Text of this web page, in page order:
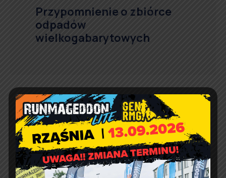
Przypomnienie o zbiórce
odpadów
wielkogabarytowych
Spotkania autorskie z
Pawłem Wakułą i Andrzejem
Markiem Grabowskim